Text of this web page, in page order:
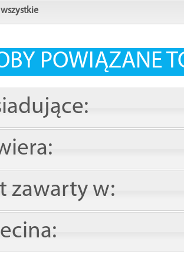
wszystkie
POWIĄZANE
zawarty w: